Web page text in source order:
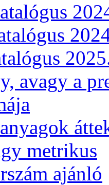
avagy a
metrikus
ajánló